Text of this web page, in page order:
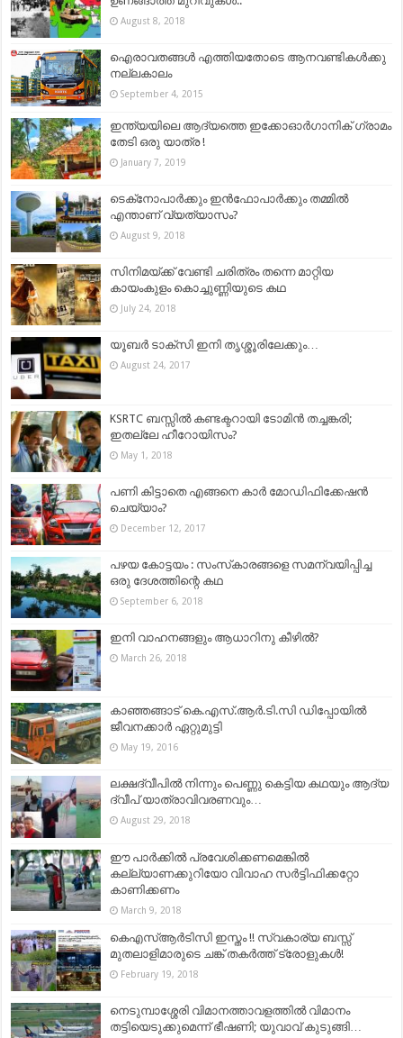
August 8, 2018
ഐരാവതങ്ങൾ എത്തിയതോടെ ആനവണ്ടികൾക്കു
നല്ലകാലം
September 4, 2015
ഇന്ത്യയിലെ ആദ്യത്തെ ഇക്കോഓർഗാനിക് ഗ്രാമം
തേടി ഒരു യാത്ര !
January 7, 2019
ടെക്‌നോപാർക്കും ഇൻഫോപാർക്കും തമ്മിൽ
എന്താണ് വ്യത്യാസം?
August 9, 2018
സിനിമയ്ക്ക് വേണ്ടി ചരിത്രം തന്നെ മാറ്റിയ
കായംകുളം കൊച്ചുണ്ണിയുടെ കഥ
July 24, 2018
യൂബര്‍ ടാക്‌സി ഇനി തൃശ്ശൂരിലേക്കും…
August 24, 2017
KSRTC ബസ്സില്‍ കണ്ടക്ടറായി ടോമിന്‍ തച്ചങ്കരി;
ഇതല്ലേ ഹീറോയിസം?
May 1, 2018
പണി കിട്ടാതെ എങ്ങനെ കാർ മോഡിഫിക്കേഷൻ
ചെയ്യാം?
December 12, 2017
പഴയ കോട്ടയം : സംസ്‌കാരങ്ങളെ സമന്വയിപ്പിച്ച
ഒരു ദേശത്തിന്റെ കഥ
September 6, 2018
ഇനി വാഹനങ്ങളും ആധാറിനു കീഴില്‍?
March 26, 2018
കാഞ്ഞങ്ങാട് കെ.എസ്.ആർ.ടി.സി ഡിപ്പോയിൽ
ജീവനക്കാർ ഏറ്റുമുട്ടി
May 19, 2016
ലക്ഷദ്വീപിൽ നിന്നും പെണ്ണു കെട്ടിയ കഥയും ആദ്യ
ദ്വീപ് യാത്രാവിവരണവും…
August 29, 2018
ഈ പാര്‍ക്കില്‍ പ്രവേശിക്കണമെങ്കില്‍
കല്ല്യാണക്കുറിയോ വിവാഹ സര്‍ട്ടിഫിക്കറ്റോ
കാണിക്കണം
March 9, 2018
കെഎസ്ആർടിസി ഇസ്തം !! സ്വകാര്യ ബസ്സ്
മുതലാളിമാരുടെ ചങ്ക് തകർത്ത് ട്രോളുകൾ!
February 19, 2018
നെടുമ്പാശ്ശേരി വിമാനത്താവളത്തിൽ വിമാനം
തട്ടിയെടുക്കുമെന്ന് ഭീഷണി; യുവാവ് കുടുങ്ങി…